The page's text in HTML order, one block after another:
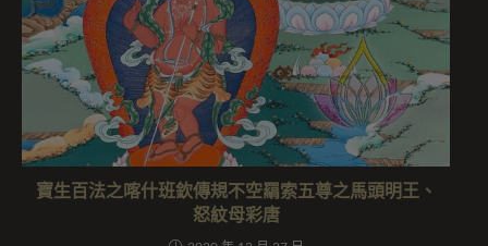
寶生百法之喀什班欽傳規不空羂索五尊之馬頭明王、
怒紋母彩唐